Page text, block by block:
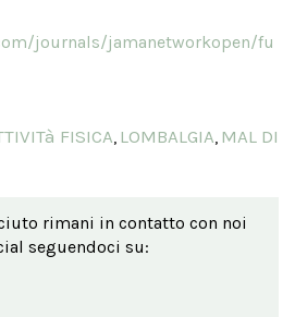
journals/jamanetworkopen/fu
FISICA, LOMBALGIA, MAL DI
rimani in contatto con noi
seguendoci su: